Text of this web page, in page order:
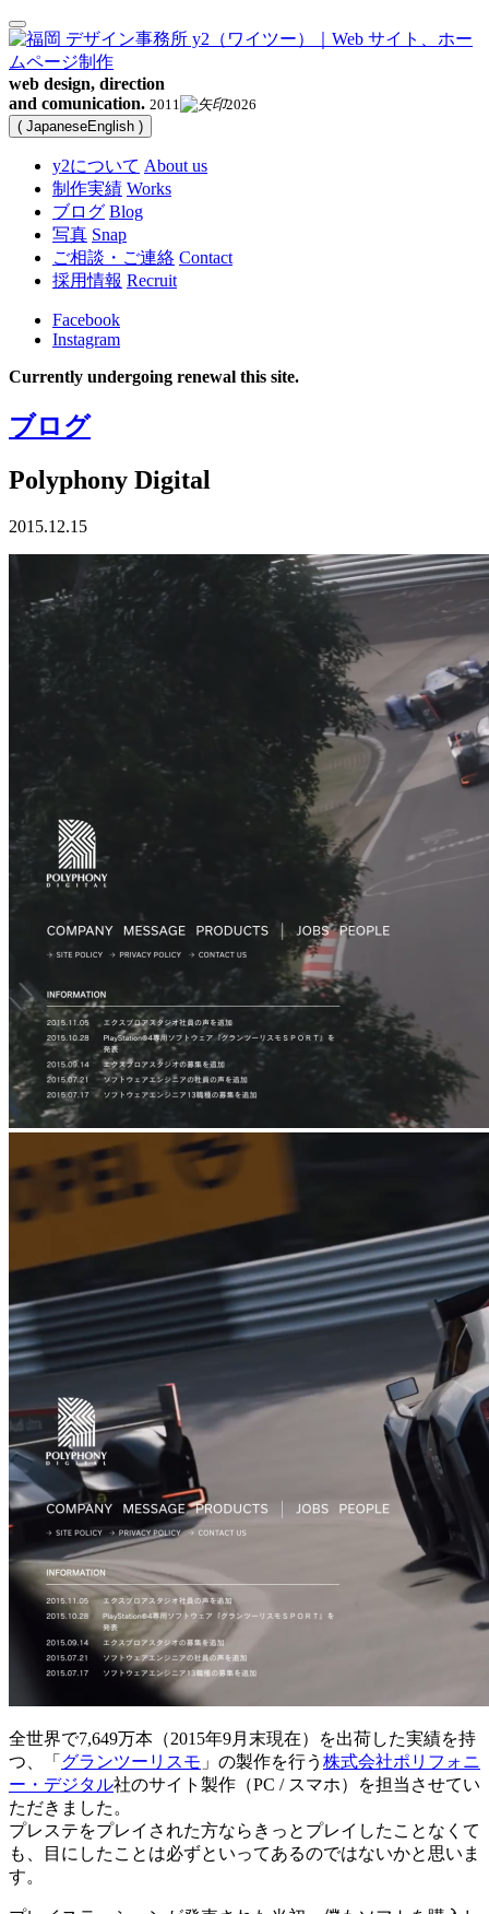
web design, direction
and comunication. 2011
2026
( JapaneseEnglish )
y2について About us
制作実績 Works
ブログ Blog
写真 Snap
ご相談・ご連絡 Contact
採用情報 Recruit
Facebook
Instagram
Currently undergoing renewal this site.
ブログ
Polyphony Digital
2015.12.15
全世界で7,649万本（2015年9月末現在）を出荷した実績を持
つ、「 グランツーリスモ 」の製作を行う 株式会社ポリフォニ
ー・デジタル社のサイト製作（PC / スマホ）を担当させてい
ただきました。
プレステをプレイされた方ならきっとプレイしたことなくて
も、目にしたことは必ずといってあるのではないかと思いま
す。